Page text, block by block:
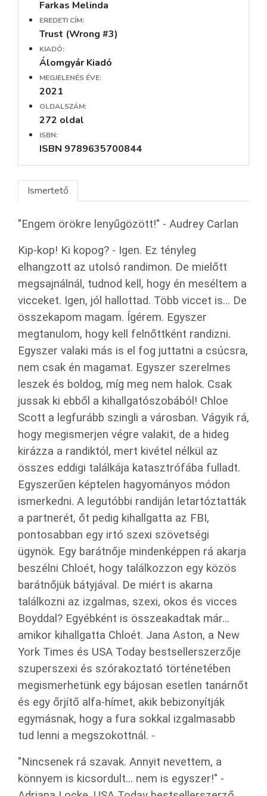
Farkas Melinda
EREDETI CÍM:
Trust (Wrong #3)
KIADÓ:
Álomgyár Kiadó
MEGJELENÉS ÉVE:
2021
OLDALSZÁM:
272 oldal
ISBN:
ISBN 9789635700844
Ismertető
"Engem örökre lenyűgözött!" - Audrey Carlan
Kip-kop! Ki kopog? - Igen. Ez tényleg
elhangzott az utolsó randimon. De mielőtt
megsajnálnál, tudnod kell, hogy én meséltem a
vicceket. Igen, jól hallottad. Több viccet is... De
összekapom magam. Ígérem. Egyszer
megtanulom, hogy kell felnőttként randizni.
Egyszer valaki más is el fog juttatni a csúcsra,
nem csak én magamat. Egyszer szerelmes
leszek és boldog, míg meg nem halok. Csak
jussak ki ebből a kihallgatószobából! Chloe
Scott a legfurább szingli a városban. Vágyik rá,
hogy megismerjen végre valakit, de a hideg
kirázza a randiktól, mert kivétel nélkül az
összes eddigi találkája katasztrófába fulladt.
Egyszerűen képtelen hagyományos módon
ismerkedni. A legutóbbi randiján letartóztatták
a partnerét, őt pedig kihallgatta az FBI,
pontosabban egy irtó szexi szövetségi
ügynök. Egy barátnője mindenképpen rá akarja
beszélni Chloét, hogy találkozzon egy közös
barátnőjük bátyjával. De miért is akarna
találkozni az izgalmas, szexi, okos és vicces
Boyddal? Egyébként is összeakadtak már...
amikor kihallgatta Chloét. Jana Aston, a New
York Times és USA Today bestsellerszerzője
szuperszexi és szórakoztató történetében
megismerhetünk egy bájosan esetlen tanárnőt
és egy őrjítő alfa-hímet, akik bebizonyítják
egymásnak, hogy a fura sokkal izgalmasabb
tud lenni a megszokottnál. -
"Nincsenek rá szavak. Annyit nevettem, a
könnyem is kicsordult... nem is egyszer!" -